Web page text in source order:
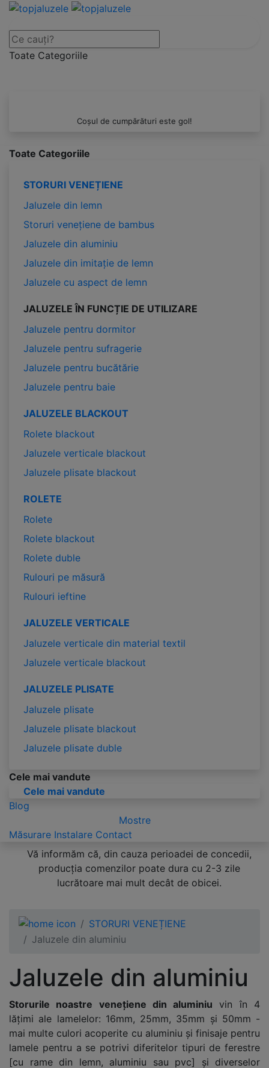
Toate Categoriile
Coșul de cumpărături este gol!
Toate Categoriile
STORURI VENEȚIENE
Jaluzele din lemn
Storuri venețiene de bambus
Jaluzele din aluminiu
Jaluzele din imitație de lemn
Jaluzele cu aspect de lemn
JALUZELE ÎN FUNCȚIE DE UTILIZARE
Jaluzele pentru dormitor
Jaluzele pentru sufragerie
Jaluzele pentru bucătărie
Jaluzele pentru baie
JALUZELE BLACKOUT
Rolete blackout
Jaluzele verticale blackout
Jaluzele plisate blackout
ROLETE
Rolete
Rolete blackout
Rolete duble
Rulouri pe măsură
Rulouri ieftine
JALUZELE VERTICALE
Jaluzele verticale din material textil
Jaluzele verticale blackout
JALUZELE PLISATE
Jaluzele plisate
Jaluzele plisate blackout
Jaluzele plisate duble
Cele mai vandute
Cele mai vandute
Blog
Mostre
Măsurare Instalare Contact
Vă informăm că, din cauza perioadei de concedii,
producția comenzilor poate dura cu 2-3 zile
lucrătoare mai mult decât de obicei.
STORURI VENEȚIENE
Jaluzele din aluminiu
Jaluzele din aluminiu
Storurile noastre venețiene din aluminiu vin în 4
lățimi ale lamelelor: 16mm, 25mm, 35mm și 50mm -
mai multe culori acoperite cu aluminiu și finisaje pentru
lamele pentru a se potrivi diferitelor tipuri de ferestre
[cu rame din lemn, aluminiu sau pvc] și diverselor